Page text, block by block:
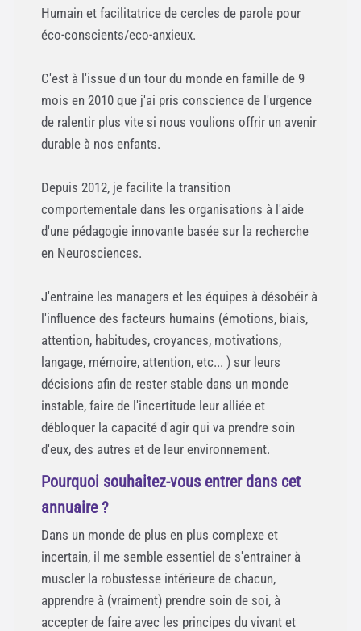
Humain et facilitatrice de cercles de parole pour
éco-conscients/eco-anxieux.
C'est à l'issue d'un tour du monde en famille de 9
mois en 2010 que j'ai pris conscience de l'urgence
de ralentir plus vite si nous voulions offrir un avenir
durable à nos enfants.
Depuis 2012, je facilite la transition
comportementale dans les organisations à l'aide
d'une pédagogie innovante basée sur la recherche
en Neurosciences.
J'entraine les managers et les équipes à désobéir à
l'influence des facteurs humains (émotions, biais,
attention, habitudes, croyances, motivations,
langage, mémoire, attention, etc... ) sur leurs
décisions afin de rester stable dans un monde
instable, faire de l'incertitude leur alliée et
débloquer la capacité d'agir qui va prendre soin
d'eux, des autres et de leur environnement.
Pourquoi souhaitez-vous entrer dans cet
annuaire ?
Dans un monde de plus en plus complexe et
incertain, il me semble essentiel de s'entrainer à
muscler la robustesse intérieure de chacun,
apprendre à (vraiment) prendre soin de soi, à
accepter de faire avec les principes du vivant et